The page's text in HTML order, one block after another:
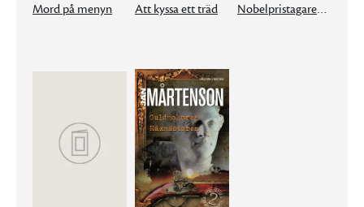
Mord på menyn Att kyssa ett träd Nobelpristagaren och döden